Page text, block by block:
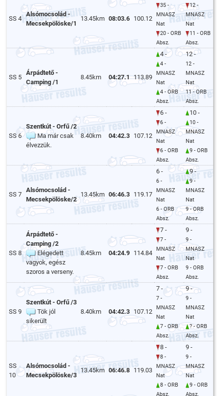
SS 4
Alsómocsolád -
Mecsekpölöske/1
13.45km 08:03.6 100.12
35 -
MNASZ
Nat
20 - ORB
Absz.
12 -
MNASZ
Nat
11 - ORB
Absz.
SS 5
Árpádtető -
Camping /1
8.45km 04:27.1 113.89
4 -
4 -
MNASZ
Nat
4 - ORB
Absz.
12 -
12 -
MNASZ
Nat
11 - ORB
Absz.
SS 6
Szentkút - Orfű /2
Ma már csak
élvezzük.
8.40km 04:42.3 107.12
6 -
6 -
MNASZ
Nat
6 - ORB
Absz.
10 -
10 -
MNASZ
Nat
9 - ORB
Absz.
SS 7
Alsómocsolád -
Mecsekpölöske/2
13.45km 06:46.3 119.17
6 -
6 -
MNASZ
Nat
6 - ORB
Absz.
9 -
9 -
MNASZ
Nat
9 - ORB
Absz.
SS 8
Árpádtető -
Camping /2
Elégedett
vagyok, egész
szoros a verseny.
8.45km 04:24.9 114.84
7 -
7 -
MNASZ
Nat
7 - ORB
Absz.
9 -
9 -
MNASZ
Nat
9 - ORB
Absz.
SS 9
Szentkút - Orfű /3
Tök jól
sikerült
8.40km 04:42.3 107.12
7 -
7 -
MNASZ
Nat
7 - ORB
Absz.
9 -
9 -
MNASZ
Nat
? - ORB
Absz.
SS
10
Alsómocsolád -
Mecsekpölöske/3
13.45km 06:46.8 119.03
8 -
8 -
MNASZ
Nat
8 - ORB
Absz.
9 -
9 -
MNASZ
Nat
9 - ORB
Absz.